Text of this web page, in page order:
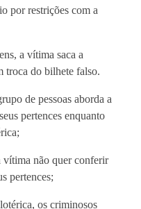
por restrições com a
a vítima saca a
troca do bilhete falso.
de pessoas aborda a
pertences enquanto
vítima não quer conferir
pertences;
os criminosos